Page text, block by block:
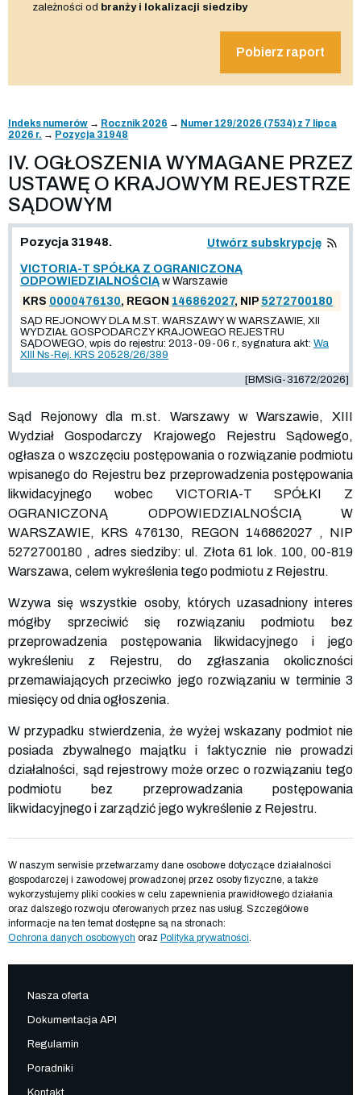
zależności od branży i lokalizacji siedziby
Pobierz raport
Indeks numerów → Rocznik 2026 → Numer 129/2026 (7534) z 7 lipca
2026 r. → Pozycja 31948
IV. OGŁOSZENIA WYMAGANE PRZEZ
USTAWĘ O KRAJOWYM REJESTRZE
SĄDOWYM
Pozycja 31948. Utwórz subskrypcję
VICTORIA-T SPÓŁKA Z OGRANICZONĄ
ODPOWIEDZIALNOŚCIĄ w Warszawie
KRS 0000476130, REGON 146862027, NIP 5272700180
SĄD REJONOWY DLA M.ST. WARSZAWY W WARSZAWIE, XII
WYDZIAŁ GOSPODARCZY KRAJOWEGO REJESTRU
SĄDOWEGO, wpis do rejestru: 2013-09-06 r., sygnatura akt: Wa
XIII Ns-Rej. KRS 20528/26/389
[BMSiG-31672/2026]
Sąd Rejonowy dla m.st. Warszawy w Warszawie, XIII
Wydział Gospodarczy Krajowego Rejestru Sądowego,
ogłasza o wszczęciu postępowania o rozwiązanie podmiotu
wpisanego do Rejestru bez przeprowadzenia postępowania
likwidacyjnego wobec VICTORIA-T SPÓŁKI Z
OGRANICZONĄ ODPOWIEDZIALNOŚCIĄ W
WARSZAWIE, KRS 476130, REGON 146862027 , NIP
5272700180 , adres siedziby: ul. Złota 61 lok. 100, 00-819
Warszawa, celem wykreślenia tego podmiotu z Rejestru.
Wzywa się wszystkie osoby, których uzasadniony interes
mógłby sprzeciwić się rozwiązaniu podmiotu bez
przeprowadzenia postępowania likwidacyjnego i jego
wykreśleniu z Rejestru, do zgłaszania okoliczności
przemawiających przeciwko jego rozwiązaniu w terminie 3
miesięcy od dnia ogłoszenia.
W przypadku stwierdzenia, że wyżej wskazany podmiot nie
posiada zbywalnego majątku i faktycznie nie prowadzi
działalności, sąd rejestrowy może orzec o rozwiązaniu tego
podmiotu bez przeprowadzania postępowania
likwidacyjnego i zarządzić jego wykreślenie z Rejestru.
W naszym serwisie przetwarzamy dane osobowe dotyczące działalności
gospodarczej i zawodowej prowadzonej przez osoby fizyczne, a także
wykorzystujemy pliki cookies w celu zapewnienia prawidłowego działania
oraz dalszego rozwoju oferowanych przez nas usług. Szczegółowe
informacje na ten temat dostępne są na stronach:
Ochrona danych osobowych oraz Polityka prywatności
Nasza oferta
Dokumentacja API
Regulamin
Poradniki
Kontakt